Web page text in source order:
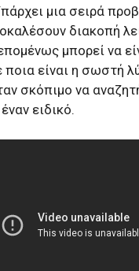
μια σειρά
διακοπή
μπορεί να
ποια είναι η σωστή
σκόπιμο να
ειδικό.